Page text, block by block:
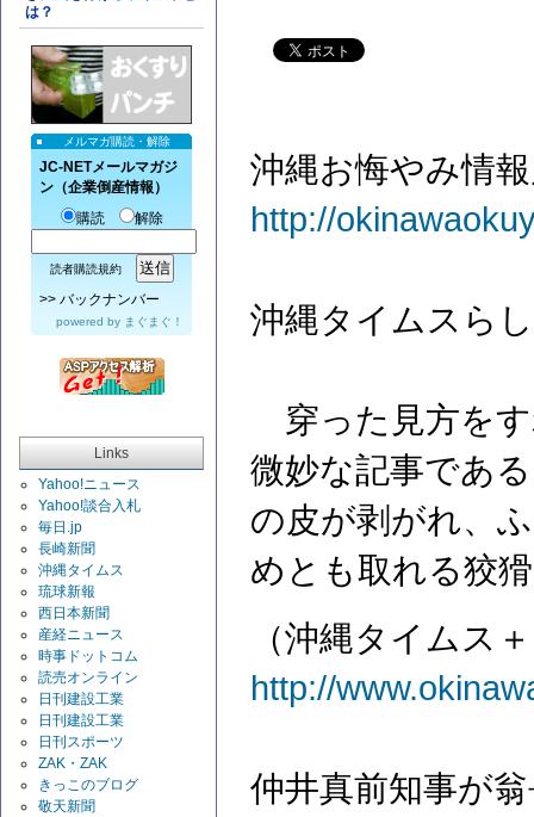
は？
メルマガ購読・解除
JC-NETメールマガジ
ン（企業倒産情報）
購読
解除
読者購読規約
>> バックナンバー
powered by まぐまぐ！
Links
Yahoo!ニュース
Yahoo!談合入札
毎日.jp
長崎新聞
沖縄タイムス
琉球新報
西日本新聞
産経ニュース
時事ドットコム
読売オンライン
日刊建設工業
日刊建設工業
日刊スポーツ
ZAK・ZAK
きっこのブログ
敬天新聞
沖縄お悔やみ情
http://
沖縄タイムスら
穿った見方をす
微妙な記事であ
の皮が剥がれ、
めとも取れる狡
（沖縄タイムス
http://
仲井真前知事が